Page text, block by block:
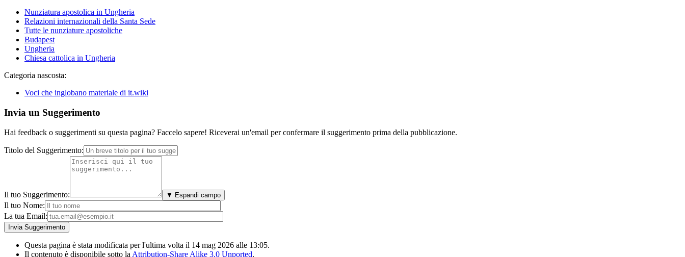
Nunziatura apostolica in Ungheria
Relazioni internazionali della Santa Sede
Tutte le nunziature apostoliche
Budapest
Ungheria
Chiesa cattolica in Ungheria
Categoria nascosta:
Voci che inglobano materiale di it.wiki
Invia un Suggerimento
Hai feedback o suggerimenti su questa pagina? Faccelo sapere! Riceverai un'email per confermare il suggerimento prima della pubblicazione.
Titolo del Suggerimento:
Il tuo Suggerimento: ▼ Espandi campo
Il tuo Nome:
La tua Email:
Questa pagina è stata modificata per l'ultima volta il 14 mag 2026 alle 13:05.
Il contenuto è disponibile sotto la Attribution-Share Alike 3.0 Unported.